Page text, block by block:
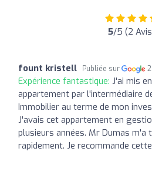
5/5 (2
fount kristell Publiée sur
Expérience fantastique: J'ai mis
appartement par l'intermédiaire
Immobilier au terme de mon
J'avais cet appartement en
plusieurs années. Mr Dumas m'a
rapidement. Je recommande